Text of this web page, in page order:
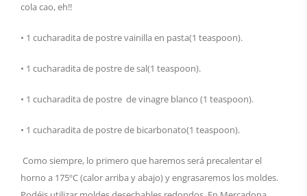
cola cao, eh!!
• 1 cucharadita de postre vainilla en pasta(1 teaspoon).
• 1 cucharadita de postre de sal(1 teaspoon).
• 1 cucharadita de postre de vinagre blanco (1 teaspoon).
• 1 cucharadita de postre de bicarbonato(1 teaspoon).
Como siempre, lo primero que haremos será precalentar el
horno a 175ºC (calor arriba y abajo) y engrasaremos los moldes.